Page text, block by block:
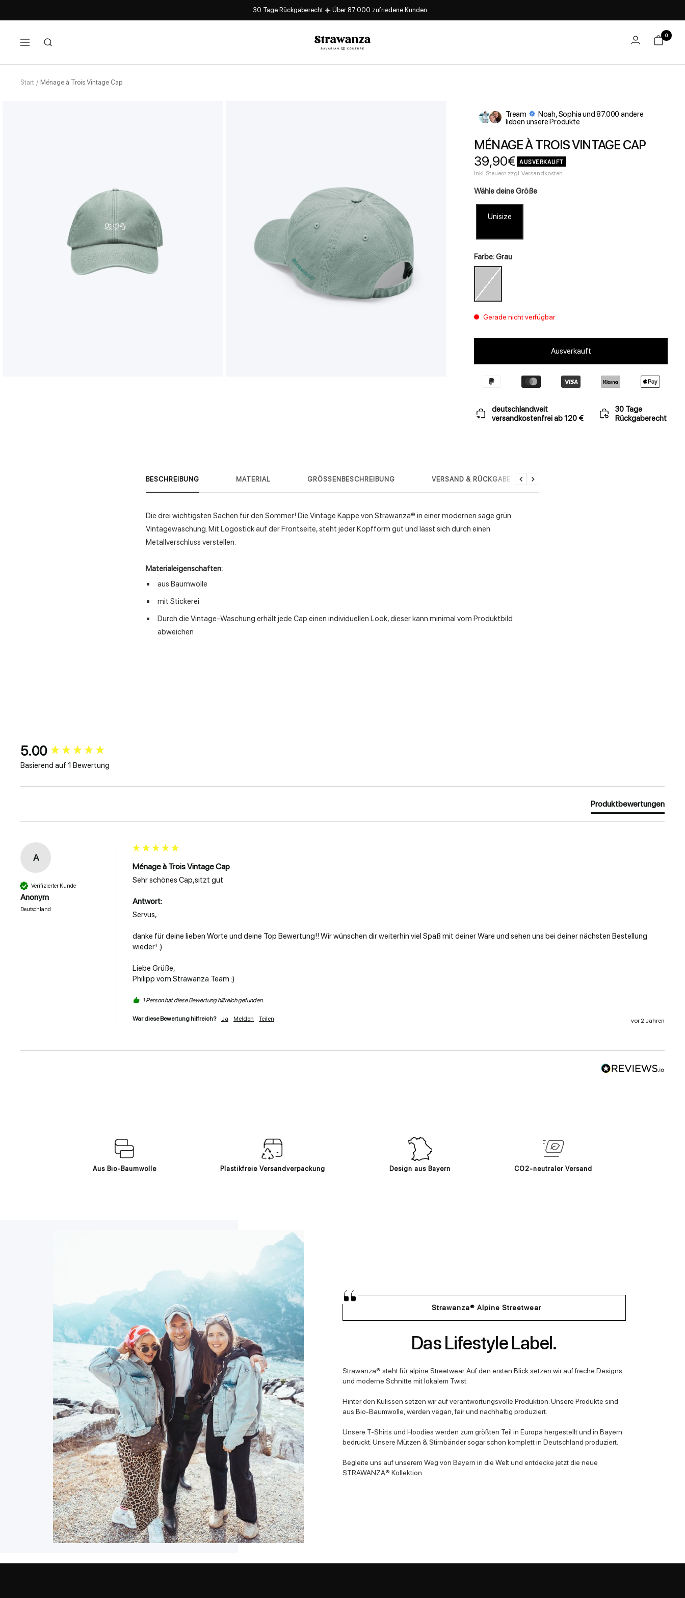
30 Tage Rückgaberecht ☀️ Über 87.000 zufriedene Kunden
Navigation Strawanza
0
Start Ménage à Trois Vintage Cap
Tream
Noah, Sophia und 87.000 andere
lieben unsere Produkte
MÉNAGE À TROIS VINTAGE CAP
Angebotspreis
39,90€
AUSVERKAUFT
Inkl. Steuern zzgl. Versandkosten
Wähle deine Größe
Unisize
Farbe: Grau
Gerade nicht verfügbar
Ausverkauft
deutschlandweit
versandkostenfrei ab 120 €
30 Tage
Rückgaberecht
BESCHREIBUNG MATERIAL GRÖSSENBESCHREIBUNG VERSAND & RÜCKGABE
ZurückWeiter
Die drei wichtigsten Sachen für den Sommer! Die Vintage Kappe von Strawanza® in einer modernen sage grün
Vintagewaschung. Mit Logostick auf der Frontseite, steht jeder Kopfform gut und lässt sich durch einen
Metallverschluss verstellen.
Materialeigenschaften:
aus Baumwolle
mit Stickerei
Durch die Vintage-Waschung erhält jede Cap einen individuellen Look, dieser kann minimal vom Produktbild
abweichen
5.00
Basierend auf 1 Bewertung
Produktbewertungen
A
Verifizierter Kunde
Anonym
Deutschland
Ménage à Trois Vintage Cap
Sehr schönes Cap,sitzt gut
Antwort:
Servus,
danke für deine lieben Worte und deine Top Bewertung!! Wir wünschen dir weiterhin viel Spaß mit deiner Ware und sehen uns bei deiner nächsten Bestellung
wieder! :)
Liebe Grüße,
Philipp vom Strawanza Team :)
1 Person hat diese Bewertung hilfreich gefunden.
War diese Bewertung hilfreich? Ja Melden Teilen vor 2 Jahren
New content loaded
Aus Bio-Baumwolle Plastikfreie Versandverpackung Design aus Bayern CO2-neutraler Versand
Strawanza® Alpine Streetwear
Das Lifestyle Label.
Strawanza® steht für alpine Streetwear. Auf den ersten Blick setzen wir auf freche Designs
und moderne Schnitte mit lokalem Twist.
Hinter den Kulissen setzen wir auf verantwortungsvolle Produktion. Unsere Produkte sind
aus Bio-Baumwolle, werden vegan, fair und nachhaltig produziert.
Unsere T-Shirts und Hoodies werden zum größten Teil in Europa hergestellt und in Bayern
bedruckt. Unsere Mützen & Stirnbänder sogar schon komplett in Deutschland produziert.
Begleite uns auf unserem Weg von Bayern in die Welt und entdecke jetzt die neue
STRAWANZA® Kollektion.